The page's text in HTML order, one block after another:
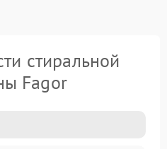
стиральной
Fagor